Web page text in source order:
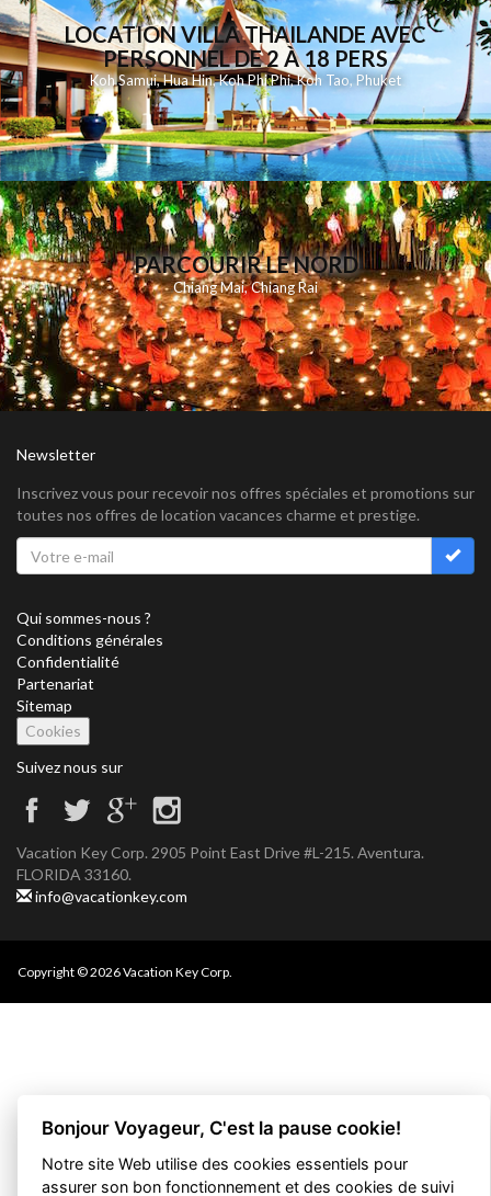
LOCATION VILLA THAILANDE AVEC
PERSONNEL DE 2 À 18 PERS
Koh Samui,Hua Hin,Koh Phi Phi,Koh Tao, Phuket
PARCOURIR LE NORD
Chiang Mai,Chiang Rai
Newsletter
Inscrivez vous pour recevoir nos offres spéciales et promotions sur
toutes nos offres de location vacances charme et prestige.
Qui sommes-nous ?
Conditions générales
Confidentialité
Partenariat
Sitemap
Cookies
Suivez nous sur
Vacation Key Corp. 2905 Point East Drive #L-215. Aventura.
FLORIDA 33160.
info@vacationkey.com
Copyright © 2026 Vacation Key Corp.
Bonjour Voyageur, C'est la pause cookie!
Notre site Web utilise des cookies essentiels pour
assurer son bon fonctionnement et des cookies de suivi